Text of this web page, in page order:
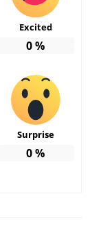
Excited
0%
Surprise
0%